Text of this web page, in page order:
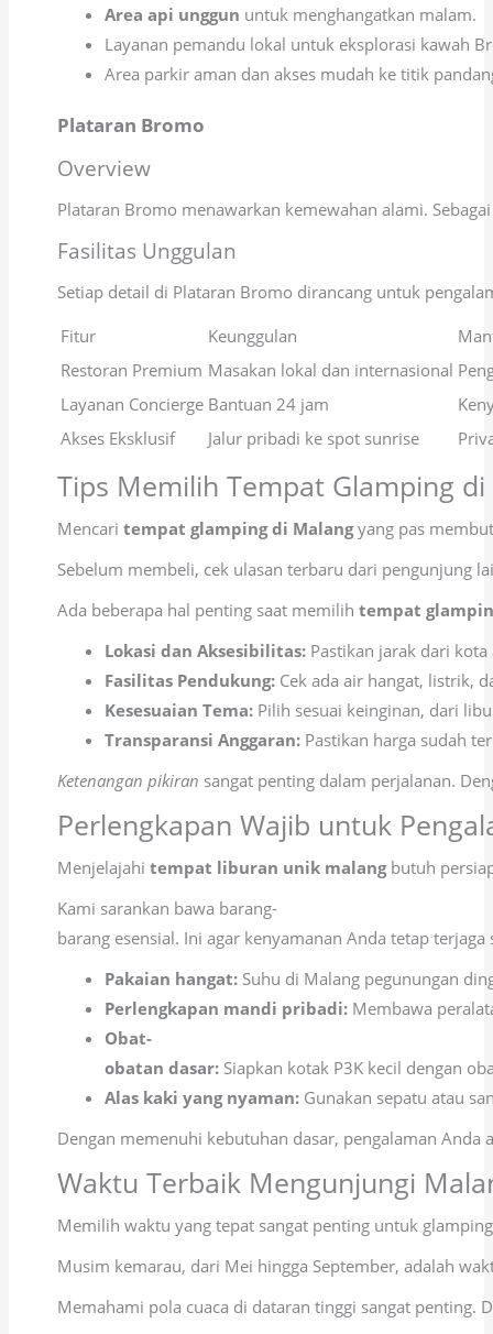
Area api unggun untuk menghangatkan malam.
Layanan pemandu lokal untuk eksplorasi kawah
Area parkir aman dan akses mudah ke titik
Plataran Bromo
Overview
Plataran Bromo menawarkan kemewahan alami.
Fasilitas Unggulan
Setiap detail di Plataran Bromo dirancang untuk
Fitur
Keunggulan
Restoran Premium Masakan lokal dan internasional
Layanan Concierge Bantuan 24 jam
Akses Eksklusif
Jalur pribadi ke spot sunrise
Tips Memilih Tempat Glamping
Mencari tempat glamping di Malangyang pas
Sebelum membeli, cek ulasan terbaru dari pengunjung
Ada beberapa hal penting saat memilih tempat
Lokasi dan Aksesibilitas: Pastikan jarak dari
Fasilitas Pendukung: Cek ada air hangat, listrik,
Kesesuaian Tema: Pilih sesuai keinginan, dari
Transparansi Anggaran: Pastikan harga sudah
Ketenangan pikiran sangat penting dalam perjalanan.
Perlengkapan Wajib untuk
Menjelajahi tempat liburan unik malangbutuh
Kami sarankan bawa barang-
barang esensial. Ini agar kenyamanan Anda tetap terjaga
Pakaian hangat: Suhu di Malang pegunungan
Perlengkapan mandi pribadi: Membawa
Obat-
obatan dasar: Siapkan kotak P3K kecil dengan
Alas kaki yang nyaman: Gunakan sepatu atau
Dengan memenuhi kebutuhan dasar, pengalaman Anda
Waktu Terbaik Mengunjungi
Memilih waktu yang tepat sangat penting untuk
Musim kemarau, dari Mei hingga September, adalah
Memahami pola cuaca di dataran tinggi sangat penting.